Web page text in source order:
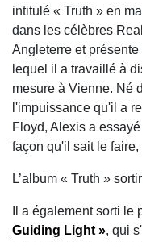
intitulé « Truth » en
dans les célèbres
Angleterre et
lequel il a travaillé à
mesure à Vienne. Né
l'impuissance qu'il a
Floyd, Alexis a
façon qu'il sait le
L’album « Truth »
Il a également sorti
Guiding Light », qui